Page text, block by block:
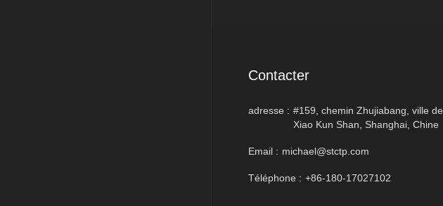
Contacter
adresse : #159, chemin Zhujiabang, ville de
Xiao Kun Shan, Shanghai, Chine
Email : michael@stctp.com
Téléphone : +86-180-17027102